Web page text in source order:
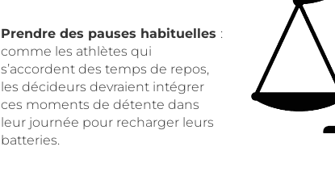
Prendre des pauses habituelles :
comme les athlètes qui
s’accordent des temps de repos,
les décideurs devraient intégrer
ces moments de détente dans
leur journée pour recharger leurs
batteries.